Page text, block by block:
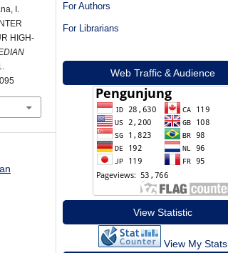
I.
HIGH-
For Authors
For Librarians
Web Traffic & Audience
View Statistic
View My Stats